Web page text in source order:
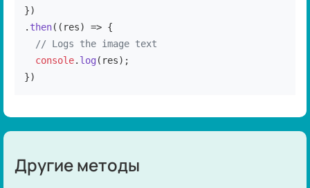
})
. then( ( res) => {
// Logs the image text
console. log(res);
})
Другие методы